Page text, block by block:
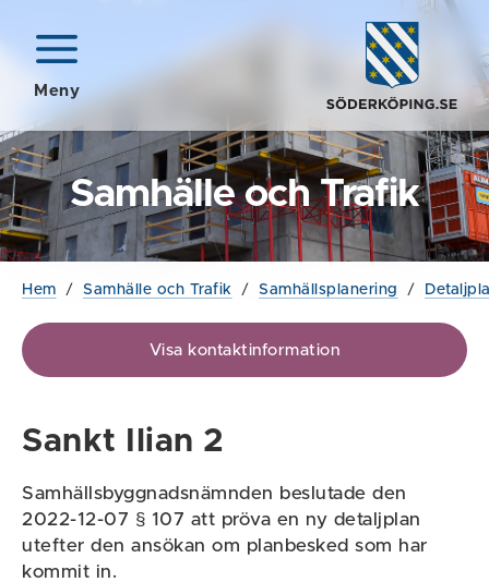
Meny
Samhälle och Trafik
Hem / Samhälle och Trafik / Samhällsplanering /
Visa kontaktinformation
Sankt Ilian 2
Samhällsbyggnadsnämnden beslutade den
2022-12-07 § 107 att pröva en ny detaljplan
utefter den ansökan om planbesked som har
kommit in.